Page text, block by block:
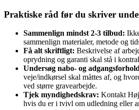
Praktiske råd før du skriver
Sammenlign mindst 2‑3 tilbud:
sammenlign materialer, metode og
Få alt skriftligt: Beskrivelse af
oprydning og garanti skal stå i
Undersøg nabo‑ og
veje/indkørsel skal måttes af, og
ved større gravearbejde.
Tjek myndighedskrav: Kontakt
hvis du er i tvivl om udledning eller